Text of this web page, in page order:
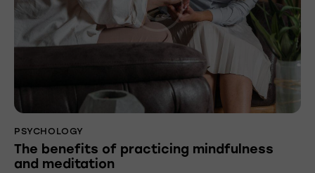
PSYCHOLOGY
The benefits of practicing mindfulness
and meditation